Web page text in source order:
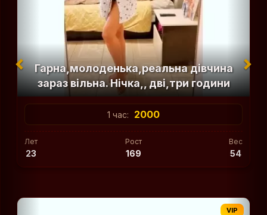
Гарнa,молоденькa,реальнa дівчина
зараз вільна. Нічка,, дві,три години
1 час: 2000
Лет
23
Рост
169
Вес
54
VIP